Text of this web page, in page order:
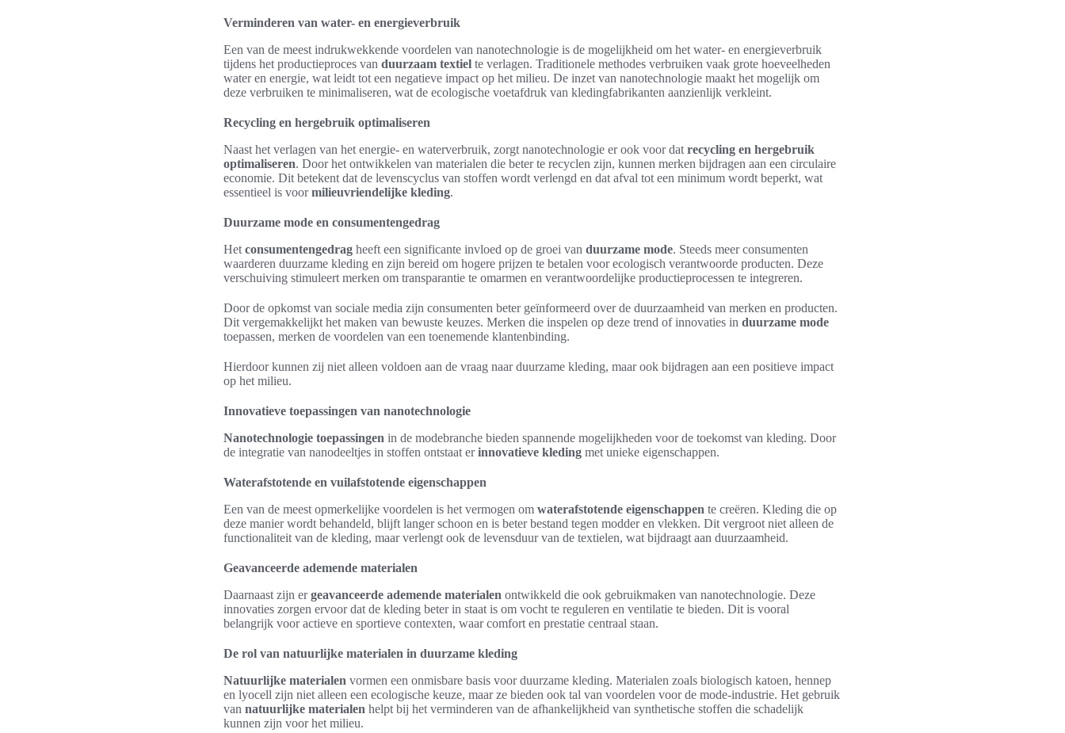
Verminderen van water- en energieverbruik
Een van de meest indrukwekkende voordelen van nanotechnologie is de mogelijkheid om het water- en energieverbruik
tijdens het productieproces van duurzaam textiel te verlagen. Traditionele methodes verbruiken vaak grote hoeveelheden
water en energie, wat leidt tot een negatieve impact op het milieu. De inzet van nanotechnologie maakt het mogelijk om
deze verbruiken te minimaliseren, wat de ecologische voetafdruk van kledingfabrikanten aanzienlijk verkleint.
Recycling en hergebruik optimaliseren
Naast het verlagen van het energie- en waterverbruik, zorgt nanotechnologie er ook voor dat recycling en hergebruik
optimaliseren. Door het ontwikkelen van materialen die beter te recyclen zijn, kunnen merken bijdragen aan een circulaire
economie. Dit betekent dat de levenscyclus van stoffen wordt verlengd en dat afval tot een minimum wordt beperkt, wat
essentieel is voormilieuvriendelijke kleding.
Duurzame mode en consumentengedrag
Het consumentengedrag heeft een significante invloed op de groei van duurzame mode. Steeds meer consumenten
waarderen duurzame kleding en zijn bereid om hogere prijzen te betalen voor ecologisch verantwoorde producten. Deze
verschuiving stimuleert merken om transparantie te omarmen en verantwoordelijke productieprocessen te integreren.
Door de opkomst van sociale media zijn consumenten beter geïnformeerd over de duurzaamheid van merken en producten.
Dit vergemakkelijkt het maken van bewuste keuzes. Merken die inspelen op deze trend of innovaties in duurzame mode
toepassen, merken de voordelen van een toenemende klantenbinding.
Hierdoor kunnen zij niet alleen voldoen aan de vraag naar duurzame kleding, maar ook bijdragen aan een positieve impact
op het milieu.
Innovatieve toepassingen van nanotechnologie
Nanotechnologie toepassingen in de modebranche bieden spannende mogelijkheden voor de toekomst van kleding. Door
de integratie van nanodeeltjes in stoffen ontstaat erinnovatieve kleding met unieke eigenschappen.
Waterafstotende en vuilafstotende eigenschappen
Een van de meest opmerkelijke voordelen is het vermogen om waterafstotende eigenschappen te creëren. Kleding die op
deze manier wordt behandeld, blijft langer schoon en is beter bestand tegen modder en vlekken. Dit vergroot niet alleen de
functionaliteit van de kleding, maar verlengt ook de levensduur van de textielen, wat bijdraagt aan duurzaamheid.
Geavanceerde ademende materialen
Daarnaast zijn ergeavanceerde ademende materialen ontwikkeld die ook gebruikmaken van nanotechnologie. Deze
innovaties zorgen ervoor dat de kleding beter in staat is om vocht te reguleren en ventilatie te bieden. Dit is vooral
belangrijk voor actieve en sportieve contexten, waar comfort en prestatie centraal staan.
De rol van natuurlijke materialen in duurzame kleding
Natuurlijke materialen vormen een onmisbare basis voor duurzame kleding. Materialen zoals biologisch katoen, hennep
en lyocell zijn niet alleen een ecologische keuze, maar ze bieden ook tal van voordelen voor de mode-industrie. Het gebruik
van natuurlijke materialen helpt bij het verminderen van de afhankelijkheid van synthetische stoffen die schadelijk
kunnen zijn voor het milieu.